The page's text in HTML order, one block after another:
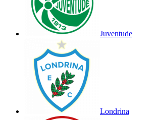
Juventude
Londrina